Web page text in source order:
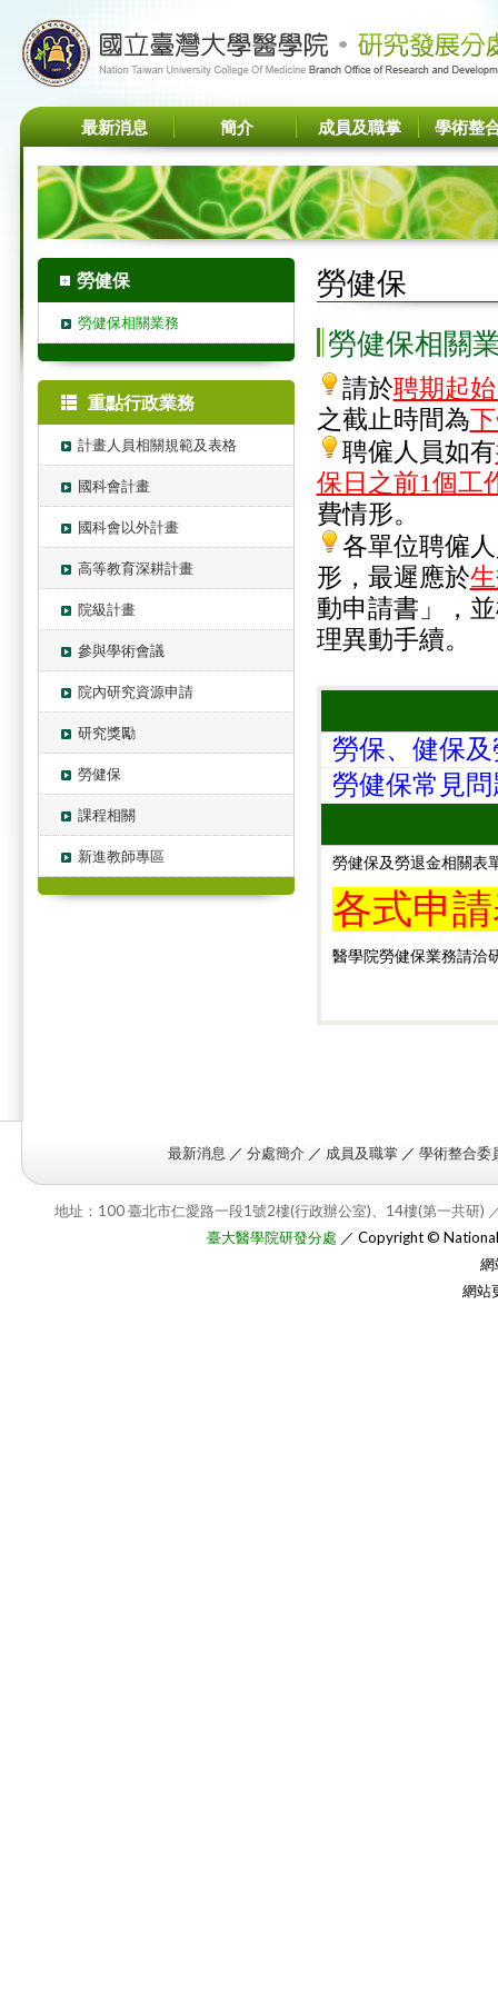
最新消息 簡介 成員及職掌 學術整
勞健保
勞健保相關業務
重點行政業務
計畫人員相關規範及表格
國科會計畫
國科會以外計畫
高等教育深耕計畫
院級計畫
參與學術會議
院內研究資源申請
研究獎勵
勞健保
課程相關
新進教師專區
勞健保
勞健保相關
請於聘期起
之截止時間為
聘僱人員如有
保日之前1個工
費情形。
各單位聘僱
形，最遲應於
動申請書」，
理異動手續。
勞保、健保
勞健保常見問
勞健保及勞退金相關表
各式申
醫學院勞健保業務請洽
最新消息 ／ 分處簡介 ／ 成員及職掌 ／ 學術整合委
地址：100 臺北市仁愛路一段1號2樓(行政辦公室)、14樓(第一共研)
臺大醫學院研發分處 ／ Copyright ©
網
網站